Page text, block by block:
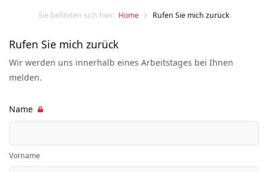
Sie befinden sich hier: Home Rufen Sie mich zurück
Rufen Sie mich zurück
Wir werden uns innerhalb eines Arbeitstages bei Ihnen
melden.
Name
Vorname